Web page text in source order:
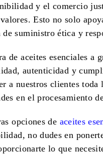
y el comercio
Esto no solo
suministro ética y
de aceites esenciales a
autenticidad y
a nuestros clientes
en el procesamiento
opciones de aceites
no dudes en
lo que